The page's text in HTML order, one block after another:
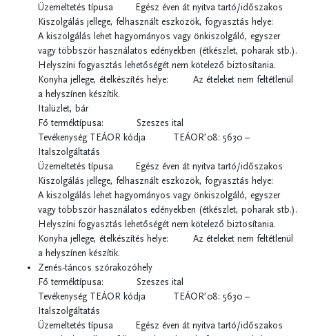
Üzemeltetés típusa Egész éven át nyitva tartó/időszakos
Kiszolgálás jellege, felhasznált eszközök, fogyasztás helye:
A kiszolgálás lehet hagyományos vagy önkiszolgáló, egyszer
vagy többször használatos edényekben (étkészlet, poharak stb.).
Helyszíni fogyasztás lehetőségét nem kötelező biztosítania.
Konyha jellege, ételkészítés helye: Az ételeket nem feltétlenül
a helyszínen készítik.
Italüzlet, bár
Fő terméktípusa: Szeszes ital
Tevékenység TEÁOR kódja TEÁOR’08: 5630 –
Italszolgáltatás
Üzemeltetés típusa Egész éven át nyitva tartó/időszakos
Kiszolgálás jellege, felhasznált eszközök, fogyasztás helye:
A kiszolgálás lehet hagyományos vagy önkiszolgáló, egyszer
vagy többször használatos edényekben (étkészlet, poharak stb.).
Helyszíni fogyasztás lehetőségét nem kötelező biztosítania.
Konyha jellege, ételkészítés helye: Az ételeket nem feltétlenül
a helyszínen készítik.
Zenés-táncos szórakozóhely
Fő terméktípusa: Szeszes ital
Tevékenység TEÁOR kódja TEÁOR’08: 5630 –
Italszolgáltatás
Üzemeltetés típusa Egész éven át nyitva tartó/időszakos